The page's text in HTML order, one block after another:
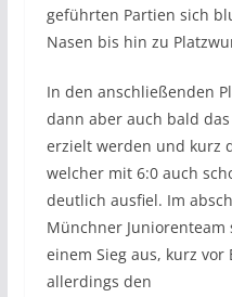
geführten Partien sich
Nasen bis hin zu
In den anschließenden
dann aber auch bald
erzielt werden und kurz
welcher mit 6:0 auch
deutlich ausfiel. Im
Münchner Juniorenteam
einem Sieg aus, kurz vor
allerdings den